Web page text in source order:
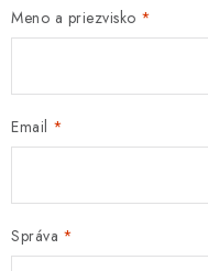
Meno a priezvisko
Email
Správa